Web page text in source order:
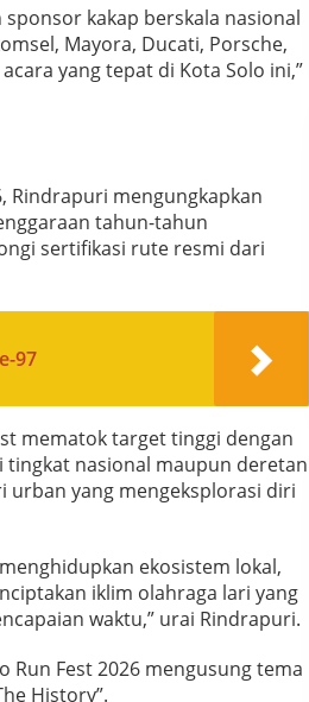
kakap berskala nasional
Mayora, Ducati, Porsche,
yang tepat di Kota Solo ini,”
Rindrapuri mengungkapkan
tahun-tahun
sertifikasi rute resmi dari
97
mematok target tinggi dengan
tingkat nasional maupun deretan
yang mengeksplorasi diri
ekosistem lokal,
iklim olahraga lari yang
waktu,” urai Rindrapuri.
Run Fest 2026 mengusung tema
History”.